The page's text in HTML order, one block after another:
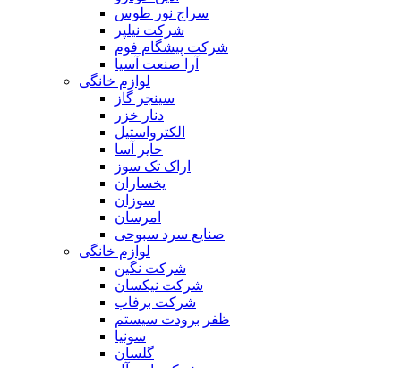
سراج نور طوس
شرکت نیلپر
شرکت پیشگام فوم
آرا صنعت آسیا
لوازم خانگی
سینجر گاز
دنار خزر
الکترواستیل
حایر آسا
اراک تک سوز
یخساران
سوزان
امرسان
صنایع سرد سبوحی
لوازم خانگی
شرکت نگین
شرکت نیکسان
شرکت برفاب
ظفر برودت سیستم
سونیا
گلسان